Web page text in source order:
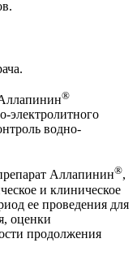
®
электролитного
водно-
Аллапинин®,
и клиническое
ее проведения для
оценки
продолжения